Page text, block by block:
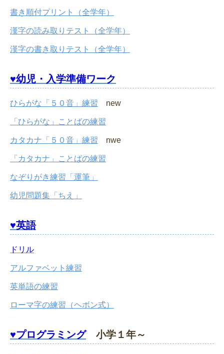
書き順付プリント（全学年）
漢字の読み取りテスト（全学年）
漢字の書き取りテスト（全学年）
♥幼児・入学準備ワーク
ひらがな「５０音」練習 new
「ひらがな」ことばの練習
カタカナ「５０音」練習 nwe
「カタカナ」ことばの練習
なぞりがき練習「運筆」
幼児問題集「ちえ」
♥英語
ドリル
アルファベット練習
英単語の練習
ローマ字の練習（ヘボン式）
♥プログラミング小学１年～